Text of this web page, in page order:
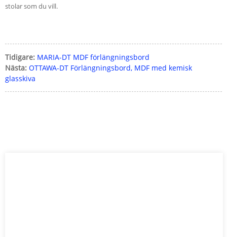
stolar som du vill.
Tidigare: MARIA-DT MDF förlängningsbord
Nästa: OTTAWA-DT Förlängningsbord, MDF med kemisk
glasskiva